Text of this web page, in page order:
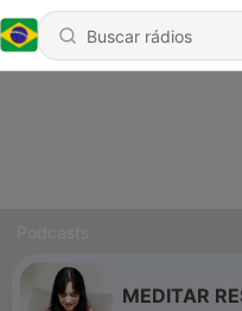
MEDITAR